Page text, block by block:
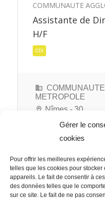
Gérer le
cookies
Pour offrir les meilleures
telles que les cookies pour
appareils. Le fait de consentir à
des données telles que le
sur ce site. Le fait de ne pas
COMMUNAUTE
Assistante de
H/F
CDI
METROPOLE
Nîmes - 30
COMMUNAUTE
Assistante de
H/F